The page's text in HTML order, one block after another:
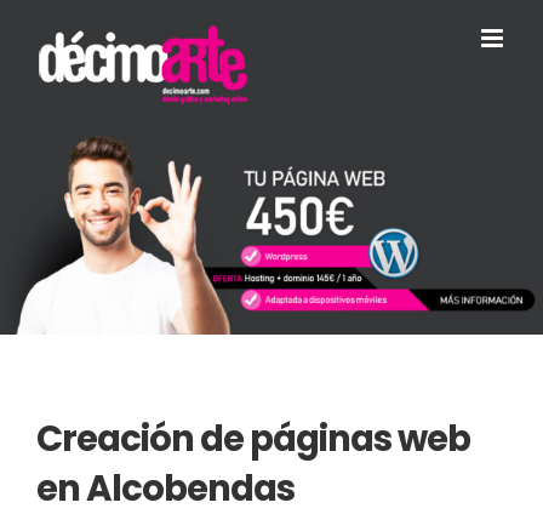
content
Creación de páginas web
en Alcobendas